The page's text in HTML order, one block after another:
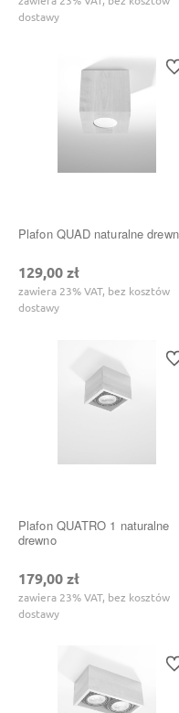
dostawy
Plafon QUAD naturalne
129,00 zł
zawiera 23% VAT, bez kosztów
dostawy
Plafon QUATRO 1 naturalne
drewno
179,00 zł
zawiera 23% VAT, bez kosztów
dostawy